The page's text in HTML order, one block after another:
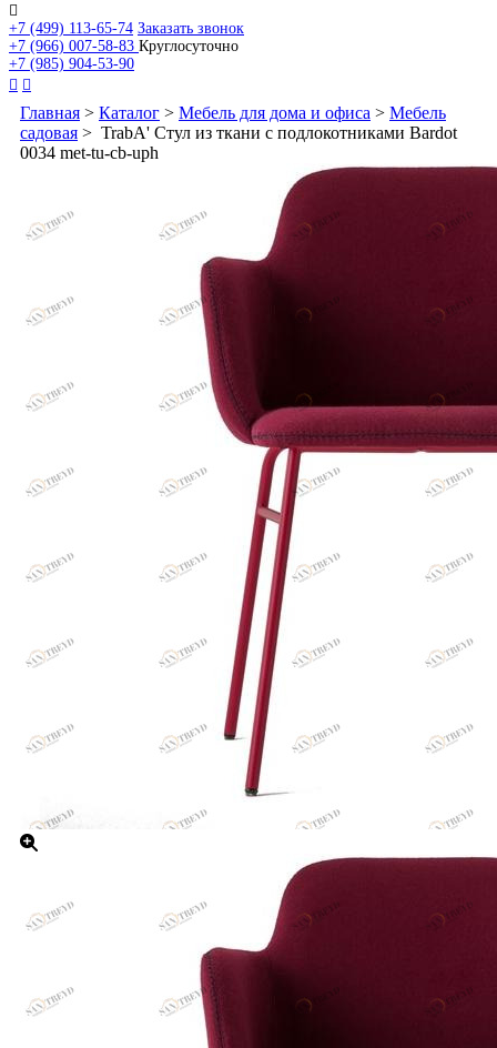

+7 (499) 113-65-74 Заказать звонок
+7 (966) 007-58-83 Круглосуточно
+7 (985) 904-53-90
 
Главная > Каталог > Мебель для дома и офиса > Мебель
садовая > TrabA' Стул из ткани с подлокотниками Bardot
0034 met-tu-cb-uph